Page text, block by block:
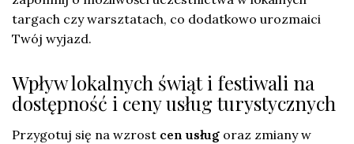
targach czy warsztatach, co dodatkowo urozmaici
Twój wyjazd.
Wpływ lokalnych świąt i festiwali na
dostępność i ceny usług turystycznych
Przygotuj się na wzrost cen usług oraz zmiany w